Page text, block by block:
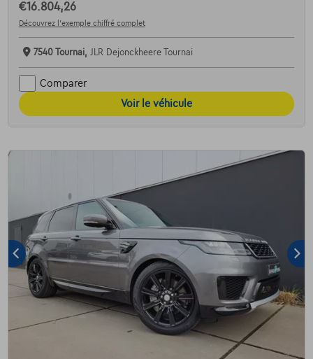
€16.804,26
Découvrez l’exemple chiffré complet
7540 Tournai, JLR Dejonckheere Tournai
Comparer
Voir le véhicule